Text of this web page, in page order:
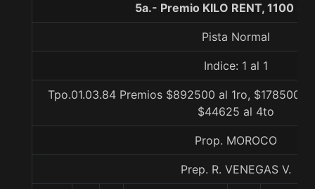
5a.- Premio KILO RENT, 1100
Pista Normal
Indice: 1 al 1
Tpo.01.03.84 Premios $892500 al 1ro, $178500
$44625 al 4to
Prop. MOROCO
Prep. R. VENEGAS V.